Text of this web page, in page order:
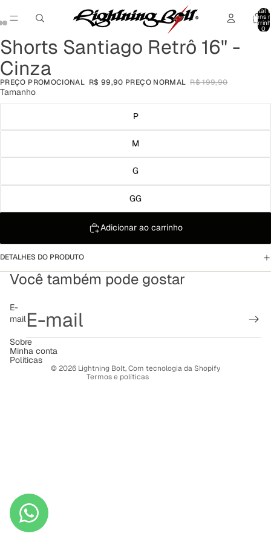
Total
itens
0
Abrir
imagem
em
tela
cheia
Abrir
imagem
em
tela
cheia
Abrir
imagem
em
tela
cheia
Shorts Santiago Retrô 16" -
Cinza
PREÇO PROMOCIONAL R$ 99,90 PREÇO NORMAL R$ 199,90
Tamanho
P
M
G
GG
Adicionar ao carrinho
DETALHES DO PRODUTO
Você também pode gostar
E-
mail
Sobre
Minha conta
Políticas
© 2026 Lightning Bolt,Com tecnologia da Shopify
Termos e políticas
Política de privacidade
Termos de serviço
Política de frete